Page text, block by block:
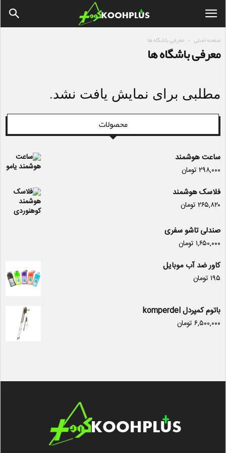
صفحه اصلی معرفی باشگاه ها
معرفی باشگاه ها
مطلبی برای نمایش یافت نشد.
محصولات
ساعت هوشمند
۲۹۸,۰۰۰ تومان
فلاسک هوشمند
۲۶۵,۸۲۰ تومان
صندلی تاشو سفری
۱,۶۵۰,۰۰۰ تومان
کاور ضد آب موبایل
۱۹۵ تومان
باتوم کمپردل komperdel
۶,۵۰۰,۰۰۰ تومان